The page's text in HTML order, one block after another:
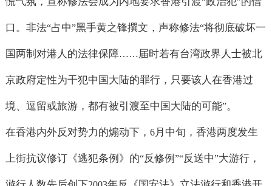
口。非法“占中”黑手黄之锋撰文，声称修法“将彻底破坏一
国两制对港人的法律保障……届时若有台湾政界人士被北
京政府定性为干犯中国大陆的罪行，只要该人在香港过
境、逗留或旅游，都有被引渡至中国大陆的可能”。
在香港内外反对势力的煽动下， 6月中旬，香港两度发生
上街抗议修订《逃犯条例》的“反修例 ”“反送中”大游行，